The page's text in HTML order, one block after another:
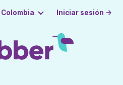
Colombia Iniciar sesión →